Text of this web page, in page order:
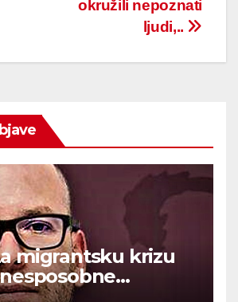
okružili nepoznati
ljudi,..
migrantsku krizu
vlasti.